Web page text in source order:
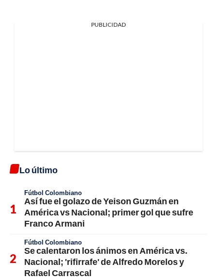
PUBLICIDAD
Lo último
Fútbol Colombiano
Así fue el golazo de Yeison Guzmán en
América vs Nacional; primer gol que sufre
Franco Armani
Fútbol Colombiano
Se calentaron los ánimos en América vs.
Nacional; 'rifirrafe' de Alfredo Morelos y
Rafael Carrascal